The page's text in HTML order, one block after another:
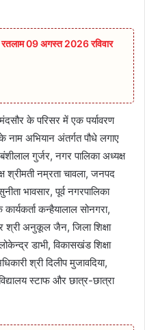
रतलाम 09 अगस्त 2026 रविवार
के परिसर में एक पर्यावरण
नाम अभियान अंतर्गत पौधे लगाए
गुर्जर, नगर पालिका अध्यक्ष
श्रीमती नम्रता चावला, जनपद
भावसार, पूर्व नगरपालिका
कन्हैयालाल सोनगरा,
श्री अनुकूल जैन, जिला शिक्षा
डाभी, विकासखंड शिक्षा
श्री दिलीप मुजावदिया,
विद्यालय स्टाफ और छात्र-छात्रा